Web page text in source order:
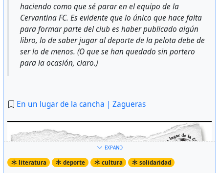
haciendo como que sé parar en el equipo de la
Cervantina FC. Es evidente que lo único que hace falta
para formar parte del club es haber publicado algún
libro, lo de saber jugar al deporte de la pelota debe de
ser lo de menos. (O que se han quedado sin portero
para la ocasión, claro.)
En un lugar de la cancha | Zagueras
EXPAND
literatura deporte cultura solidaridad